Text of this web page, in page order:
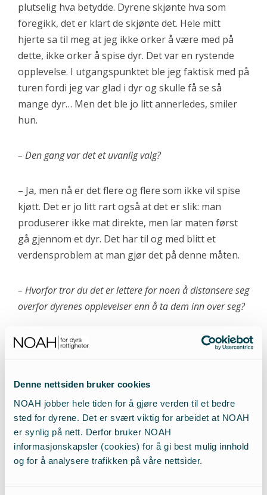
Denne nettsiden bruker cookies
NOAH jobber hele tiden for å gjøre verden til et bedre
sted for dyrene. Det er svært viktig for arbeidet at NOAH
er synlig på nett. Derfor bruker NOAH
informasjonskapsler (cookies) for å gi best mulig innhold
og for å analysere trafikken på våre nettsider.
plutselig hva betydde. Dyrene skjønte hva som
foregikk, det er klart de skjønte det. Hele mitt
hjerte sa til meg at jeg ikke orker å være med på
dette, ikke orker å spise dyr. Det var en rystende
opplevelse. I utgangspunktet ble jeg faktisk med på
turen fordi jeg var glad i dyr og skulle få se så
mange dyr… Men det ble jo litt annerledes, smiler
hun.
– Den gang var det et uvanlig valg?
– Ja, men nå er det flere og flere som ikke vil spise
kjøtt. Det er jo litt rart også at det er slik: man
produserer ikke mat direkte, men lar maten først
gå gjennom et dyr. Det har til og med blitt et
verdensproblem at man gjør det på denne måten.
– Hvorfor tror du det er lettere for noen å distansere seg
overfor dyrenes opplevelser enn å ta dem inn over seg?
«Vårt forhold til dyr har mye med
– Jeg tror det har med mangel på fantasi å gjøre –
at man ikke klarer å se verden fra en annens
synspunkt. Som ved jakt; det å skyte et dyr for sin
egen rekreasjon som en slags lek, og ikke sette seg
inn i hva det vil si for dyret – å bli skadeskutt og
ikke klare å gå eller spise. Jeg begriper ikke jakt, at